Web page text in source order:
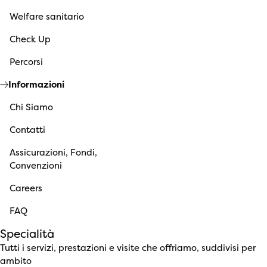
Welfare sanitario
Check Up
Percorsi
Informazioni
Chi Siamo
Contatti
Assicurazioni, Fondi,
Convenzioni
Careers
FAQ
Specialità
Tutti i servizi, prestazioni e visite che offriamo, suddivisi per
ambito